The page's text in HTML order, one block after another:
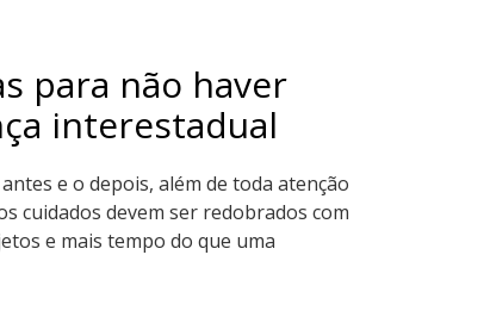
para não haver
interestadual
e o depois, além de toda atenção
cuidados devem ser redobrados com
e mais tempo do que uma